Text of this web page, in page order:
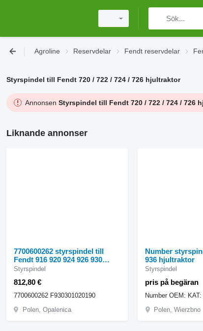
Agroline Reservdelar Fendt reservdelar
Styrspindel till Fendt 720 / 722 / 724 / 726 hjultraktor
Annonsen Styrspindel till Fendt 720 / 722 / 724 / 726
Liknande annonser
7700600262 styrspindel till
Fendt 916 920 924 926 930
Vario hjultraktor
812,80 €
Styrspindel
7700600262 F930301020190
Polen, Opalenica
Number
936 hjultraktor
pris på begäran
Styrspindel
Polen, Wierzbno